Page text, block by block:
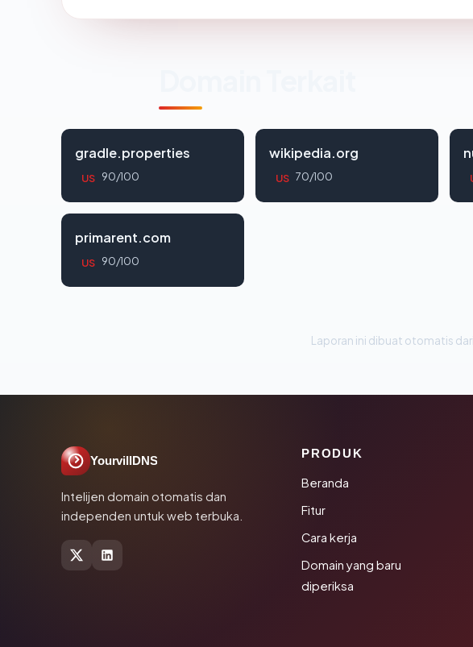
gradle.properties
US 90/100
wikipedia.org
US 70/100
primarent.com
US 90/100
Laporan ini dibuat otomatis
YourvillDNS
Intelijen domain otomatis dan
independen untuk web terbuka.
PRODUK
Beranda
Fitur
Cara kerja
Domain yang baru
diperiksa